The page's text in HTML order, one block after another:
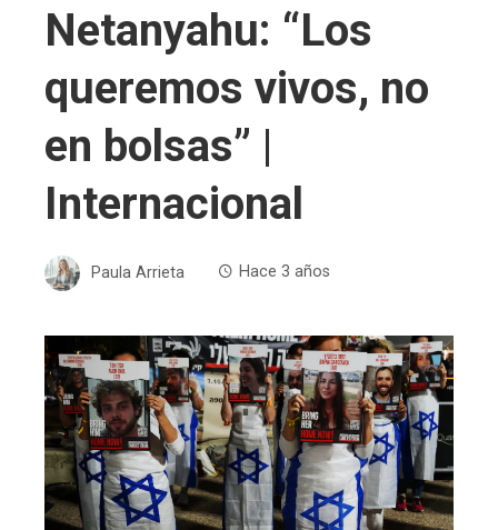
Netanyahu: “Los
queremos vivos, no
en bolsas” |
Internacional
Paula Arrieta Hace 3 años